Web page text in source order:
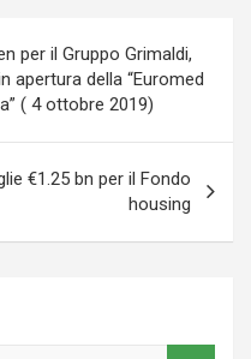
per il Gruppo Grimaldi,
apertura della “Euromed
( 4 ottobre 2019)
€1.25 bn per il Fondo
housing